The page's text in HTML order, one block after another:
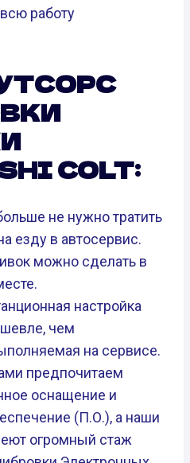
работу
COLT:
не нужно тратить
езду в автосервис.
можно сделать в
настройка
чем
на сервисе.
предпочитаем
оснащение и
(П.О.), а наши
огромный стаж